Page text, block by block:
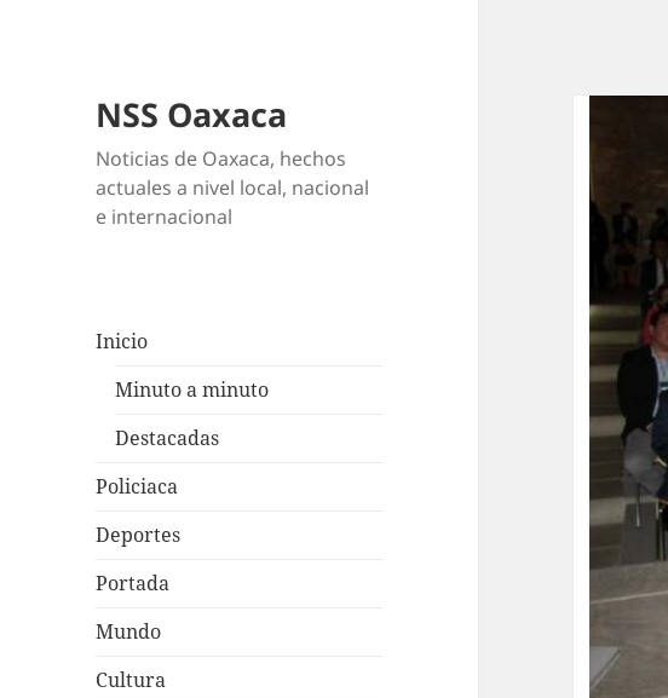
NSS Oaxaca
Noticias de Oaxaca, hechos
actuales a nivel local, nacional
e internacional
Inicio
Minuto a minuto
Destacadas
Policiaca
Deportes
Portada
Mundo
Cultura